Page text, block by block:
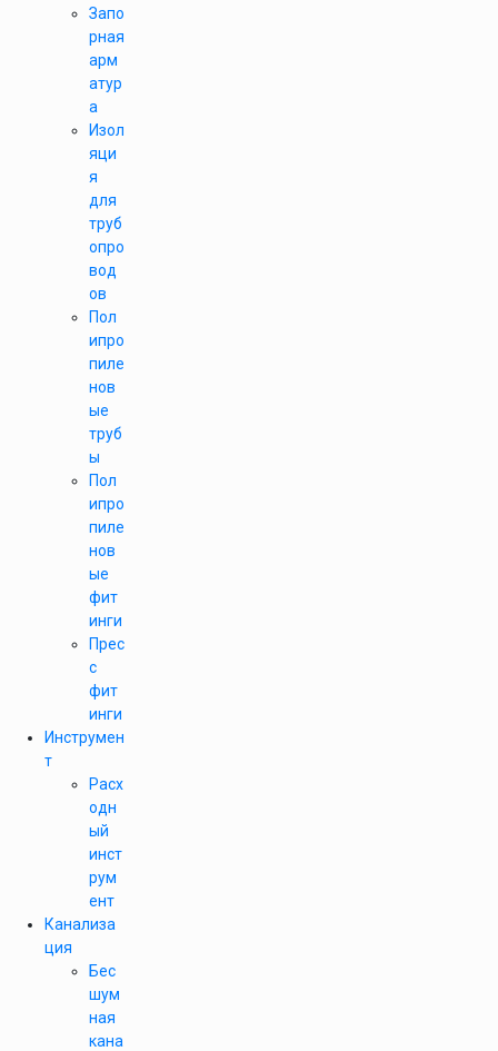
Запо
рная
арм
атур
а
Изол
яци
я
для
труб
опро
вод
ов
Пол
ипро
пиле
нов
ые
труб
ы
Пол
ипро
пиле
нов
ые
фит
инги
Прес
с
фит
инги
Инструмен
т
Расх
одн
ый
инст
рум
ент
Канализа
ция
Бес
шум
ная
кана